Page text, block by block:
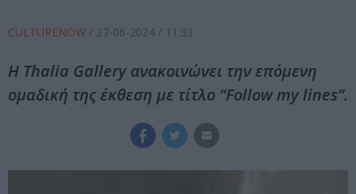
CULTURENOW / 27-06-2024 / 11:33
Η Thalia Gallery ανακοινώνει την επόμενη
ομαδική της έκθεση με τίτλο “Follow my lines”.